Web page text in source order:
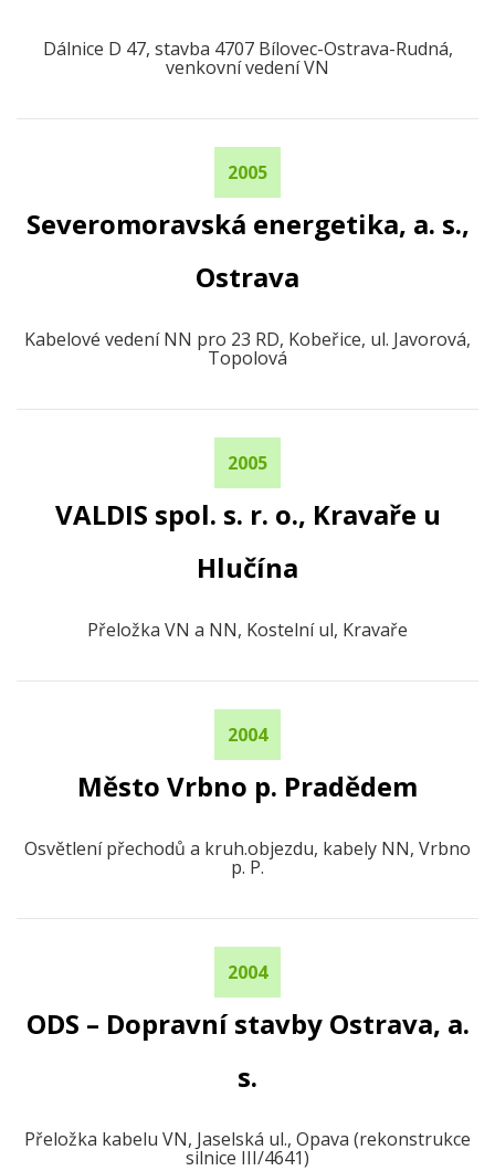
Dálnice D 47, stavba 4707 Bílovec-Ostrava-Rudná,
venkovní vedení VN
2005
Severomoravská energetika, a. s.,
Ostrava
Kabelové vedení NN pro 23 RD, Kobeřice, ul. Javorová,
Topolová
2005
VALDIS spol. s. r. o., Kravaře u
Hlučína
Přeložka VN a NN, Kostelní ul, Kravaře
2004
Město Vrbno p. Pradědem
Osvětlení přechodů a kruh.objezdu, kabely NN, Vrbno
p. P.
2004
ODS – Dopravní stavby Ostrava, a.
s.
Přeložka kabelu VN, Jaselská ul., Opava (rekonstrukce
silnice III/4641)